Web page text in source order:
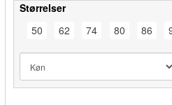
Størrelser
50
62 74 80 86